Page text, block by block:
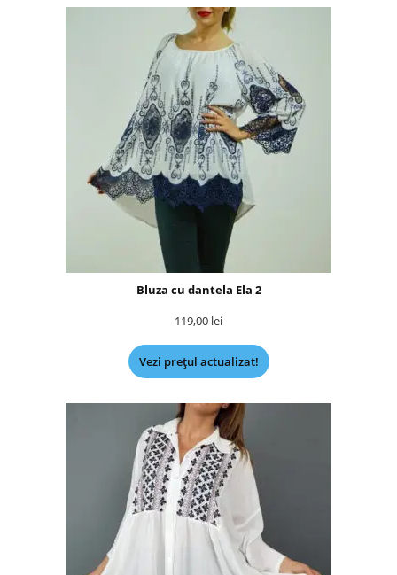
Bluza cu dantela Ela 2
119,00 lei
Vezi prețul actualizat!